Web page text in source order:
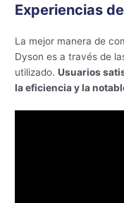
Experiencias
La mejor manera de
Dyson es a través de
utilizado.Usuarios
la eficiencia y la